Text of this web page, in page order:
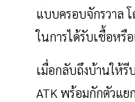
แบบครอบจักรวาล
ในการได้รับเชื้อหรื
เมื่อกลับถึงบ้านให้รี
ATK พร้อมกักตัวแ